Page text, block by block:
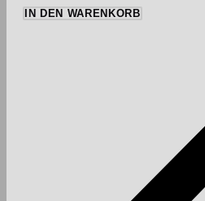
IN DEN WARENKORB